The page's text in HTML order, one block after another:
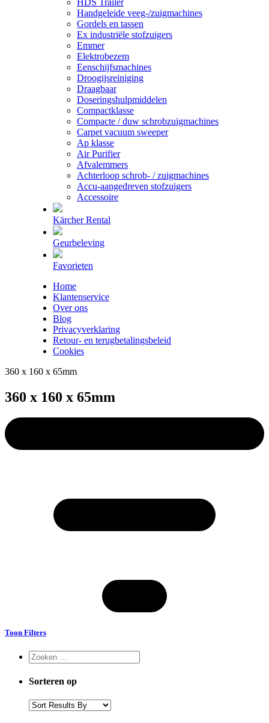
Handgeleide veeg-/zuigmachines
Gordels en tassen
Ex industriële stofzuigers
Emmer
Elektrobezem
Eenschijfsmachines
Droogijsreiniging
Draagbaar
Doseringshulpmiddelen
Compactklasse
Compacte / duw schrobzuigmachines
Carpet vacuum sweeper
Ap klasse
Air Purifier
Afvalemmers
Achterloop schrob- / zuigmachines
Accu-aangedreven stofzuigers
Accessoire
Kärcher Rental
Geurbeleving
Favorieten
Home
Klantenservice
Over ons
Blog
Privacyverklaring
Retour- en terugbetalingsbeleid
Cookies
360 x 160 x 65mm
360 x 160 x 65mm
Toon Filters
Sorteren op